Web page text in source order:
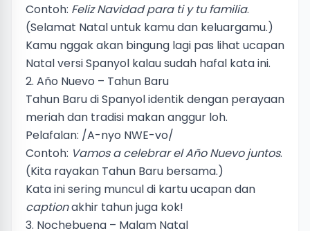
Contoh: Feliz Navidad para ti y tu familia.
(Selamat Natal untuk kamu dan keluargamu.)
Kamu nggak akan bingung lagi pas lihat ucapan
Natal versi Spanyol kalau sudah hafal kata ini.
2. Año Nuevo – Tahun Baru
Tahun Baru di Spanyol identik dengan perayaan
meriah dan tradisi makan anggur loh.
Pelafalan: /A-nyo NWE-vo/
Contoh: Vamos a celebrar el Año Nuevo juntos.
(Kita rayakan Tahun Baru bersama.)
Kata ini sering muncul di kartu ucapan dan
captionakhir tahun juga kok!
3. Nochebuena – Malam Natal